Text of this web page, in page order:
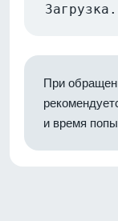
При
и время